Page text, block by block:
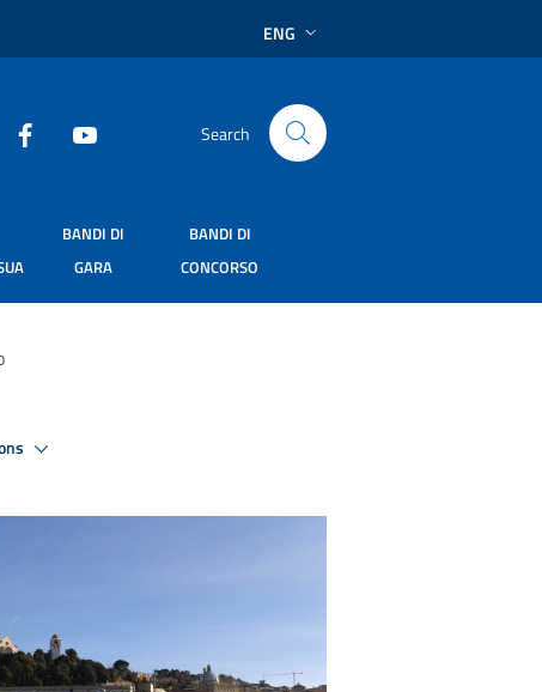
ENG
Search
BANDI DI
GARA
BANDI DI
CONCORSO